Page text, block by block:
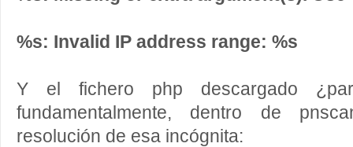
%s: Invalid IP address range: %s
Y el fichero php descargado
fundamentalmente, dentro de
resolución de esa incógnita: